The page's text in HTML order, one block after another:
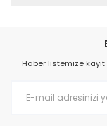
Haber listemize